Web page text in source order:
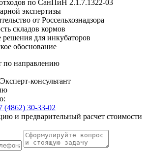
по СанПиН 2.1.7.1322-03
экспертизы
от Россельхознадзора
складов кормов
для инкубаторов
обоснование
по направлению
(4862) 30-33-02
и предварительный расчет стоимости